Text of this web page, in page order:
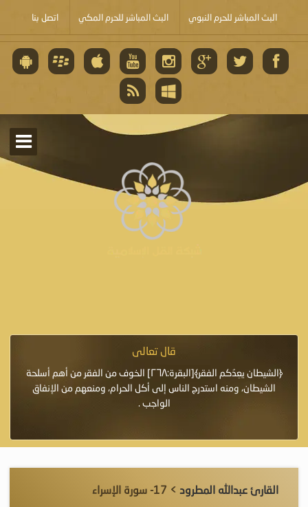
البث المباشر للحرم النبوي البث المباشر للحرم المكي اتصل بنا
قال تعالى
﴿الشيطان يعِدُكم الفقر﴾[البقرة:٢٦٨] الخوف من الفقر من أهم أسلحة
الشيطان، ومنه استدرج الناس إلى أكل الحرام، ومنعهم من الإنفاق
الواجب .
القارئ عبدالله المطرود > 17- سورة الإسراء